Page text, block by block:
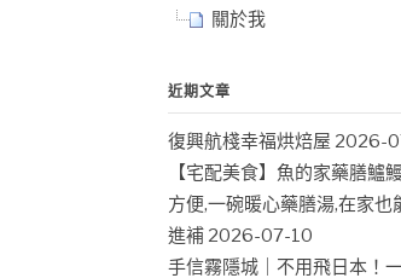
關於我
近期文章
復興航棧幸福烘焙屋 2026-
【宅配美食】魚的家藥膳鱸
方便,一碗暖心藥膳湯,在家也
進補 2026-07-10
手信霧隱城｜不用飛日本！